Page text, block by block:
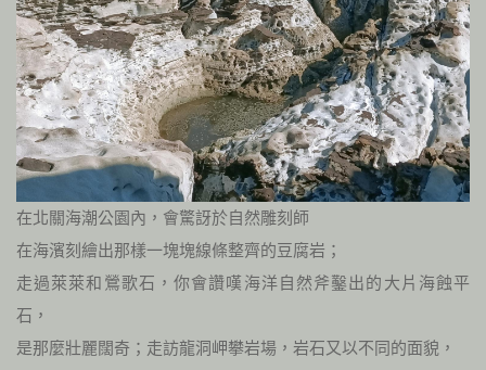
在北關海潮公園內，會驚訝於自然雕刻師
在海濱刻繪出那樣一塊塊線條整齊的豆腐岩；
走過萊萊和鶯歌石，你會讚嘆海洋自然斧鑿出的大片海蝕平
石，
是那麼壯麗闊奇；走訪龍洞岬攀岩場，岩石又以不同的面貌，